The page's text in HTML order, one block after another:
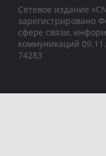
Сетевое издание
зарегистрировано
сфере связи,
коммуникаций
74283